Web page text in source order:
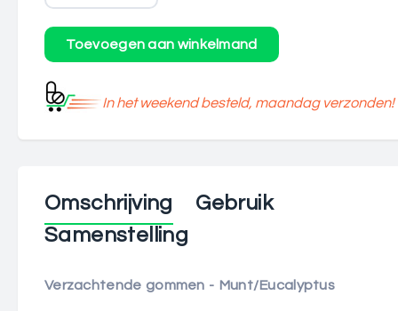
In het weekend besteld, maandag verzonden!
Omschrijving
Gebruik
Samenstelling
Verzachtende gommen - Munt/Eucalyptus